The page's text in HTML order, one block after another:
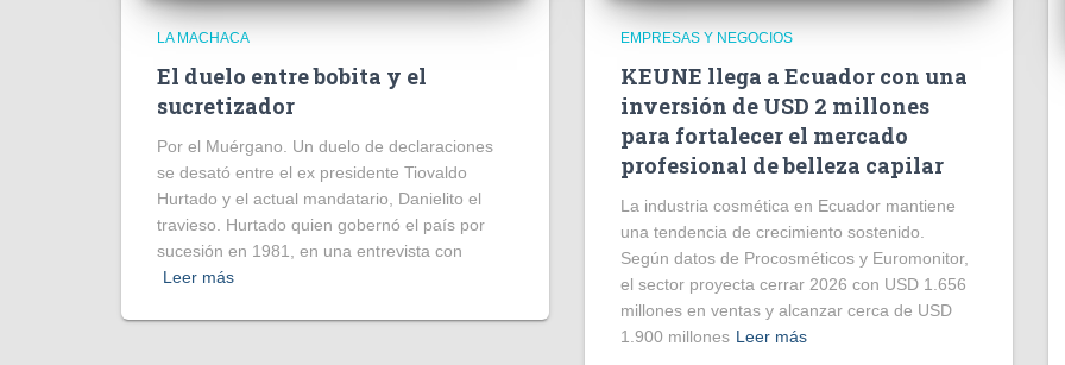
LA MACHACA
El duelo entre bobita y el
sucretizador
Por el Muérgano. Un duelo de declaraciones
se desató entre el ex presidente Tiovaldo
Hurtado y el actual mandatario, Danielito el
travieso. Hurtado quien gobernó el país por
sucesión en 1981, en una entrevista con
Leer más
EMPRESAS Y NEGOCIOS
KEUNE llega a Ecuador con una
inversión de USD 2 millones
para fortalecer el mercado
profesional de belleza capilar
La industria cosmética en Ecuador mantiene
una tendencia de crecimiento sostenido.
Según datos de Procosméticos y Euromonitor,
el sector proyecta cerrar 2026 con USD 1.656
millones en ventas y alcanzar cerca de USD
1.900 millones Leer más